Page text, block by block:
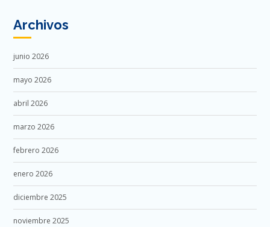
Archivos
junio 2026
mayo 2026
abril 2026
marzo 2026
febrero 2026
enero 2026
diciembre 2025
noviembre 2025